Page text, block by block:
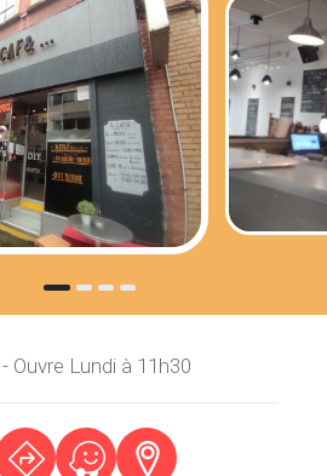
Ouvre Lundi à 11h30